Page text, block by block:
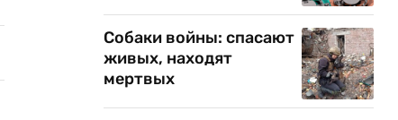
Собаки войны: спасают
живых, находят
мертвых